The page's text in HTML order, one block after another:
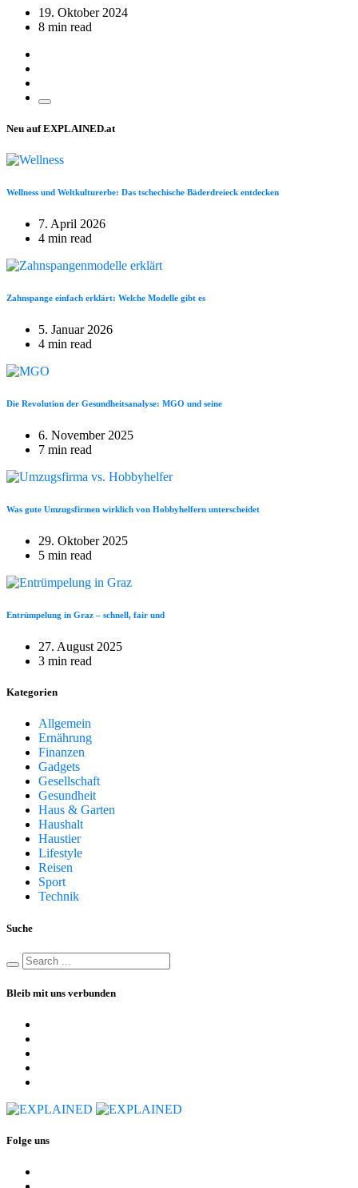
19. Oktober 2024
8 min read
Neu auf EXPLAINED.at
Wellness und Weltkulturerbe: Das tschechische Bäderdreieck entdecken
7. April 2026
4 min read
Zahnspange einfach erklärt: Welche Modelle gibt es
5. Januar 2026
4 min read
Die Revolution der Gesundheitsanalyse: MGO und seine
6. November 2025
7 min read
Was gute Umzugsfirmen wirklich von Hobbyhelfern unterscheidet
29. Oktober 2025
5 min read
Entrümpelung in Graz – schnell, fair und
27. August 2025
3 min read
Kategorien
Allgemein
Ernährung
Finanzen
Gadgets
Gesellschaft
Gesundheit
Haus & Garten
Haushalt
Haustier
Lifestyle
Reisen
Sport
Technik
Suche
Bleib mit uns verbunden
Folge uns